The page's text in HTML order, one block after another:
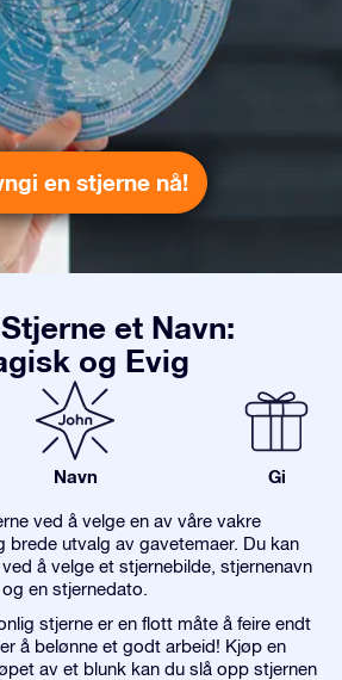
en stjerne nå!
et Navn:
og Evig
Navn Gi
ved å velge en av våre vakre
brede utvalg av gavetemaer. Du kan
å velge et stjernebilde, stjernenavn
og en stjernedato.
stjerne er en flott måte å feire endt
å belønne et godt arbeid! Kjøp en
av et blunk kan du slå opp stjernen